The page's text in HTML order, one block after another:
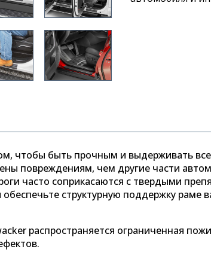
чтобы быть прочным и выдерживать
повреждениям, чем другие части
часто соприкасаются с твердыми
структурную поддержку
распространяется ограниченная